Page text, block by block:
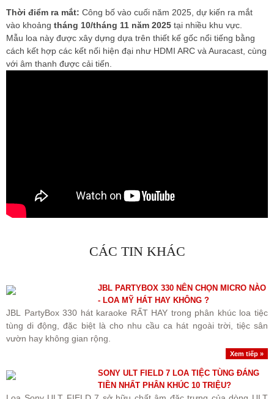
Thời điểm ra mắt: Công bố vào cuối năm 2025, dự kiến ​​ra mắt
vào khoảng tháng 10/tháng 11 năm 2025 tại nhiều khu vực.
Mẫu loa này được xây dựng dựa trên thiết kế gốc nổi tiếng bằng
cách kết hợp các kết nối hiện đại như HDMI ARC và Auracast, cùng
với âm thanh được cải tiến.
CÁC TIN KHÁC
JBL PARTYBOX 330 NÊN CHỌN MICRO NÀO
- LOA MỸ HÁT HAY KHÔNG ?
JBL PartyBox 330 hát karaoke RẤT HAY trong phân khúc loa tiệc
tùng di động, đặc biệt là cho nhu cầu ca hát ngoài trời, tiệc sân
vườn hay không gian rộng.
Xem tiếp »
SONY ULT FIELD 7 LOA TIỆC TÙNG ĐÁNG
TIỀN NHẤT PHÂN KHÚC 10 TRIỆU?